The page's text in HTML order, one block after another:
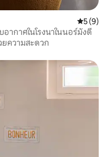
คะแนนเฉ
5 (9)
ากาศในโรงนาในนอร์มังดี
ยความสะดวก